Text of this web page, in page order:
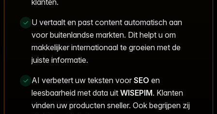
U vertaalt en past content automatisch aan
voor buitenlandse markten. Dit helpt u om
makkelijker internationaal te groeien met de
juiste informatie.
AI verbetert uw teksten voor SEO en
leesbaarheid met data uit WISEPIM. Klanten
vinden uw producten sneller. Ook begrijpen zij